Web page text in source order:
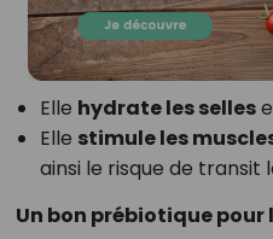
Elle hydrate les selles
Elle stimule les
ainsi le risque de transit
Un bon prébiotique